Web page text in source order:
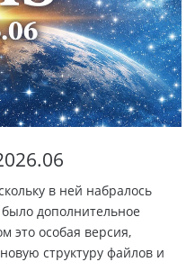
в ней набралось
дополнительное
это особая версия,
структуру файлов и